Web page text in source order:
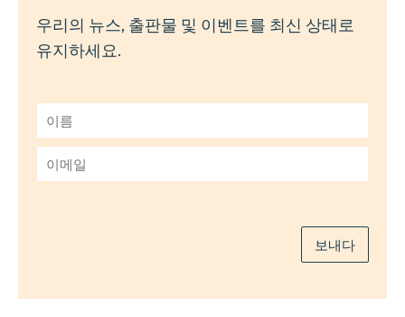
우리의 뉴스, 출판물 및 이벤트를 최신 상태로
유지하세요.
름
*
메
보내다